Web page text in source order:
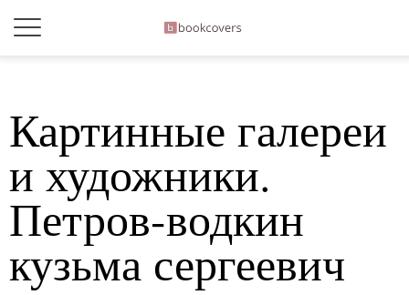
Картинные галереи
и художники.
Петров-водкин
кузьма сергеевич